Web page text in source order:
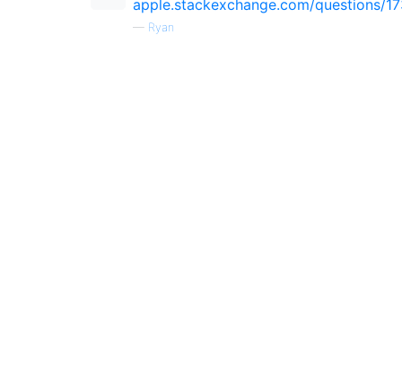
apple.stackexchange.com/questions/
— Ryan